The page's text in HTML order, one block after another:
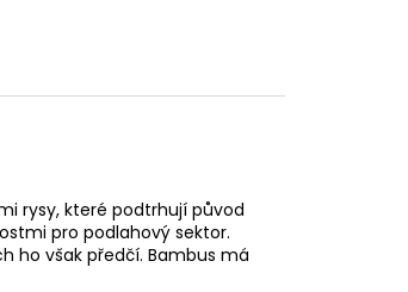
rysy, které podtrhují původ
pro podlahový sektor.
ho však předčí. Bambus má